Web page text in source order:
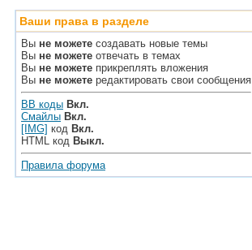
Ваши права в разделе
Вы не можете создавать новые темы
Вы не можете отвечать в темах
Вы не можете прикреплять вложения
Вы не можете редактировать свои сообщения
BB коды Вкл.
Смайлы Вкл.
[IMG] код Вкл.
HTML код Выкл.
Правила форума